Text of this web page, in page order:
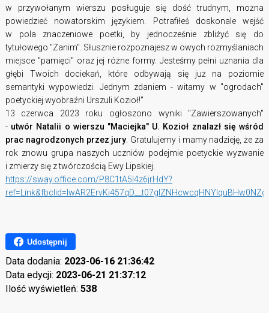
w przywołanym wierszu posługuje się dość trudnym, można
powiedzieć nowatorskim językiem. Potrafiłeś doskonale wejść
w pola znaczeniowe poetki, by jednocześnie zbliżyć się do
tytułowego "Zanim". Słusznie rozpoznajesz w owych rozmyślaniach
miejsce "pamięci" oraz jej różne formy. Jesteśmy pełni uznania dla
głębi Twoich dociekań, które odbywają się już na poziomie
semantyki wypowiedzi. Jednym zdaniem - witamy w "ogrodach"
poetyckiej wyobraźni Urszuli Kozioł!"
13 czerwca 2023 roku ogłoszono wyniki "Zawierszowanych"
- utwór Natalii o wierszu "Maciejka" U. Kozioł znalazł się wśród
prac nagrodzonych przez jury . Gratulujemy i mamy nadzieję, że za
rok znowu grupa naszych uczniów podejmie poetyckie wyzwanie
i zmierzy się z twórczością Ewy Lipskiej.
https://sway.office.com/P8C1tA5l4z6jrHdY?
Udostępnij
Data dodania: 2023-06-16 21:36:42
Data edycji: 2023-06-21 21:37:12
Ilość wyświetleń: 538